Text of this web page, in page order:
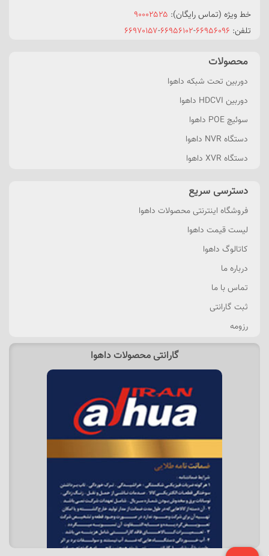
خط ویژه (تماس رایگان): ۹۰۰۰۲۵۲۵
تلفن: ۶۶۹۵۶۰۹۶-۶۶۹۵۶۱۰۲-۶۶۹۷۰۱۵۷
محصولات
دوربین تحت شبکه داهوا
دوربین HDCVI داهوا
سوئیچ POE داهوا
دستگاه NVR داهوا
دستگاه XVR داهوا
دسترسی سریع
فروشگاه اینترنتی محصولات داهوا
لیست قیمت داهوا
کاتالوگ داهوا
درباره ما
تماس با ما
ثبت گارانتی
رزومه
گارانتی محصولات داهوا